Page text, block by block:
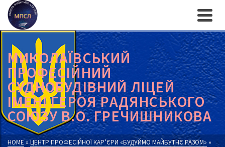
МИКОЛАЇВСЬКИЙ
ПРОФЕСІЙНИЙ
СУДНОБУДІВНИЙ ЛІЦЕЙ
ІМЕНІ ГЕРОЯ РАДЯНСЬКОГО
СОЮЗУ В.О. ГРЕЧИШНИКОВА
HOME » ЦЕНТР ПРОФЕСІЙНОЇ КАР’ЄРИ «БУДУЙМО МАЙБУТНЄ РАЗОМ» »